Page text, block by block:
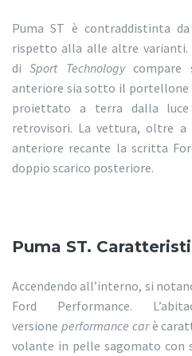
Puma ST è contraddistinta
rispetto alla alle altre varianti.
diSport Technologycompare
anteriore sia sotto il portellone
proiettato a terra dalla luce
retrovisori. La vettura, oltre
anteriore recante la scritta
doppio scarico posteriore.
Puma ST.
Accendendo all’interno, si
Ford Performance.
versione performance carè
volante in pelle sagomato